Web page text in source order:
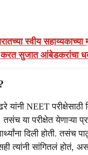
स्वीय सहाय्यकाच्या
करत सुजात आंबेडकरांचा
यांनी NEET
या परीक्षेत येणाऱ्या
दिली होती. तसंच
त्यांनी सांगितलं होतं,